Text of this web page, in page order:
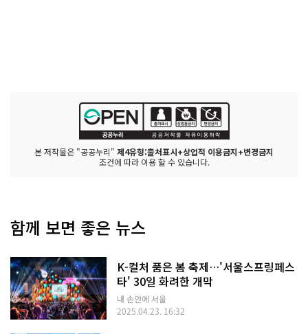
본 저작물은 "공공누리" 제4유형:출처표시+상업적 이용금지+변경금지
조건에 따라 이용 할 수 있습니다.
함께 보면 좋은 뉴스
K-컬처 품은 봄 축제…'서울스프링페스
타' 30일 화려한 개막
내 손안에 서울
2025.04.23. 16:32